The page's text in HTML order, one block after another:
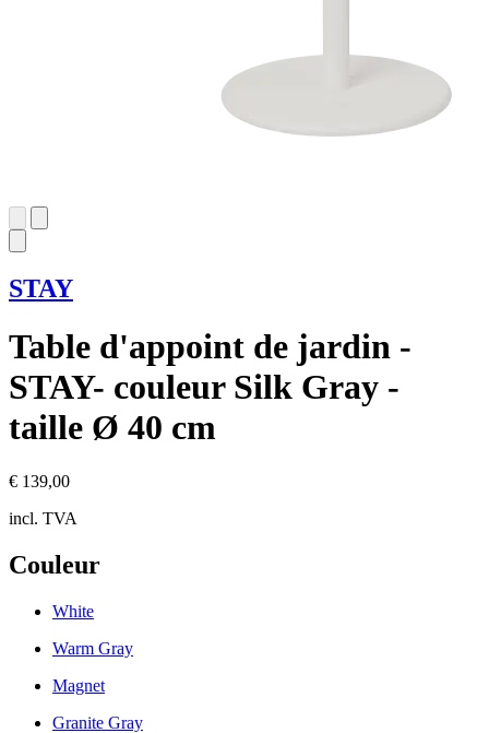
STAY
Table d'appoint de jardin -
STAY- couleur Silk Gray -
taille Ø 40 cm
€ 139,00
incl. TVA
Couleur
White
Warm Gray
Magnet
Granite Gray